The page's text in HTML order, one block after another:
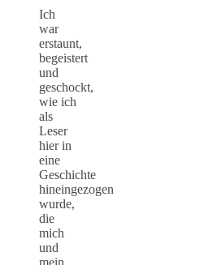
Ich
war
erstaunt,
begeistert
und
geschockt,
wie ich
als
Leser
hier in
eine
Geschichte
hineingezogen
wurde,
die
mich
und